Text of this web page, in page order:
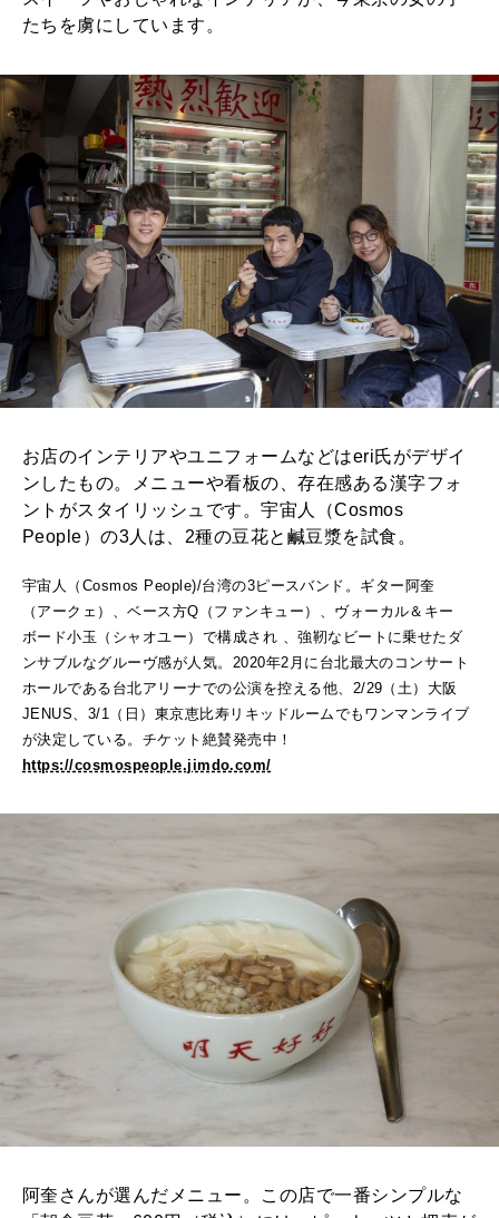
たちを虜にしています。
お店のインテリアやユニフォームなどはeri氏がデザイ
ンしたもの。メニューや看板の、存在感ある漢字フォ
ントがスタイリッシュです。宇宙人（Cosmos
People）の3人は、2種の豆花と鹹豆漿を試食。
宇宙人（Cosmos People)/台湾の3ピースバンド。ギター阿奎
（アークェ）、ベース方Q（ファンキュー）、ヴォーカル＆キー
ボード小玉（シャオユー）で構成され 、強靭なビートに乗せたダ
ンサブルなグルーヴ感が人気。2020年2月に台北最大のコンサート
ホールである台北アリーナでの公演を控える他、2/29（土）大阪
JENUS、3/1（日）東京恵比寿リキッドルームでもワンマンライブ
が決定している。チケット絶賛発売中！
https://cosmospeople.jimdo.com/
阿奎さんが選んだメニュー。この店で一番シンプルな